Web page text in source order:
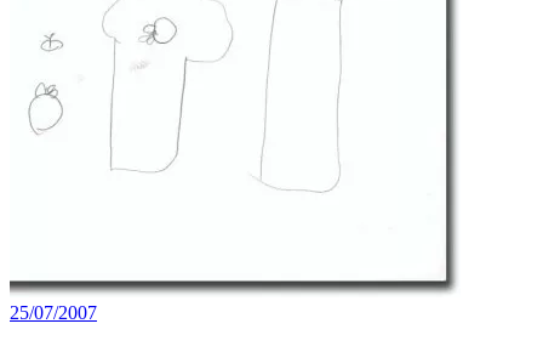
25/07/2007